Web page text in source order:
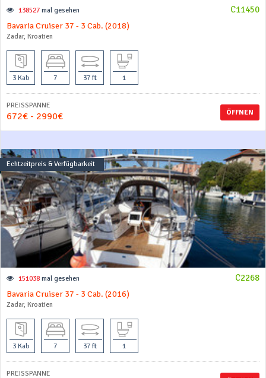
C11450
138527 mal gesehen
Bavaria Cruiser 37 - 3 Cab. (2018)
Zadar, Kroatien
3 Kab 7 37 ft 1
ÖFFNEN
PREISSPANNE
672€ - 2990€
Echtzeitpreis & Verfügbarkeit
C2268
151038 mal gesehen
Bavaria Cruiser 37 - 3 Cab. (2016)
Zadar, Kroatien
3 Kab 7 37 ft 1
PREISSPANNE